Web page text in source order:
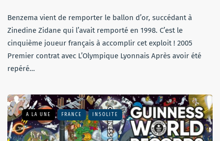
Benzema vient de remporter le ballon d’or, succédant à
Zinedine Zidane qui l’avait remporté en 1998. C’est le
cinquième joueur français à accomplir cet exploit ! 2005
Premier contrat avec L’Olympique Lyonnais Après avoir été
repéré…
A LA UNE FRANCE INSOLITE